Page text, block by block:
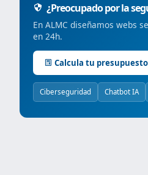
¿Preocupado por la
En ALMC diseñamos webs
en 24h.
Calcula tu
Ciberseguridad Chatbot IA